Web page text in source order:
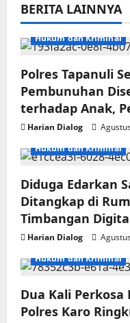
BERITA LAINNYA
Hukum dan Kriminal
Polres Tapanuli
Pembunuhan
terhadap Anak,
Harian Dialog
Hukum dan Kriminal
Diduga Edarkan
Ditangkap di
Timbangan
Harian Dialog
Hukum dan Kriminal
Dua Kali Perkosa
Polres Karo